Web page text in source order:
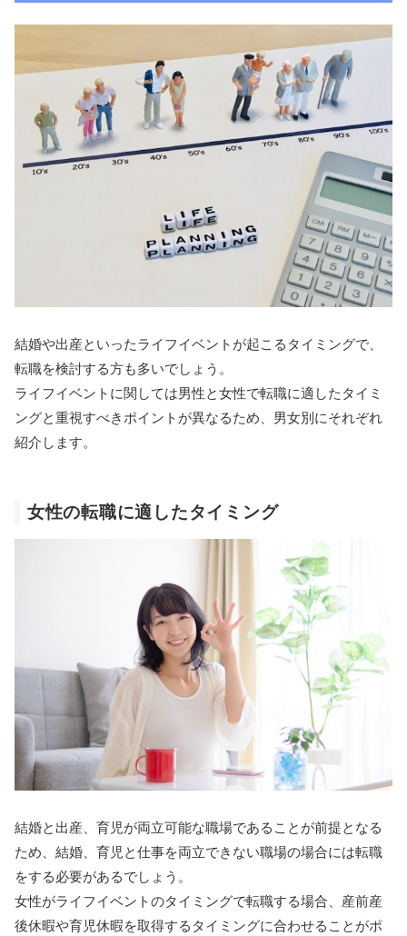
結婚や出産といったライフイベントが起こるタイミングで、
転職を検討する方も多いでしょう。
ライフイベントに関しては男性と女性で転職に適したタイミ
ングと重視すべきポイントが異なるため、男女別にそれぞれ
紹介します。
女性の転職に適したタイミング
結婚と出産、育児が両立可能な職場であることが前提となる
ため、結婚、育児と仕事を両立できない職場の場合には転職
をする必要があるでしょう。
女性がライフイベントのタイミングで転職する場合、産前産
後休暇や育児休暇を取得するタイミングに合わせることがポ